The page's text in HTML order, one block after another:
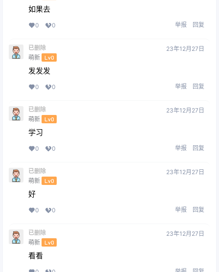
如果去
0 0 举报 回复
已删除
萌新 Lv0
23年12月27日
发发发
0 0 举报 回复
已删除
萌新 Lv0
23年12月27日
学习
0 0 举报 回复
已删除
萌新 Lv0
23年12月27日
好
0 0 举报 回复
已删除
萌新 Lv0
23年12月27日
看看